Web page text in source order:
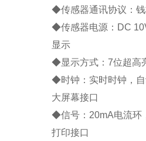
◆传感器通讯协议：
◆传感器电源： DC
显示
◆显示方式： 7位超高
◆时钟：实时时钟，
大屏幕接口
◆信号： 20mA电流环
打印接口